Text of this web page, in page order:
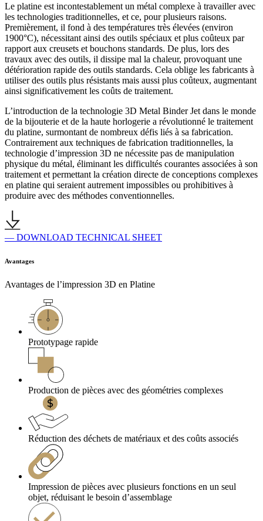
Le platine est incontestablement un métal complexe à travailler avec
les technologies traditionnelles, et ce, pour plusieurs raisons.
Premièrement, il fond à des températures très élevées (environ
1900°C), nécessitant ainsi des outils spéciaux et plus coûteux par
rapport aux creusets et bouchons standards. De plus, lors des
travaux avec des outils, il dissipe mal la chaleur, provoquant une
détérioration rapide des outils standards. Cela oblige les fabricants à
utiliser des outils plus résistants mais aussi plus coûteux, augmentant
ainsi significativement les coûts de traitement.
L’introduction de la technologie 3D Metal Binder Jet dans le monde
de la bijouterie et de la haute horlogerie a révolutionné le traitement
du platine, surmontant de nombreux défis liés à sa fabrication.
Contrairement aux techniques de fabrication traditionnelles, la
technologie d’impression 3D ne nécessite pas de manipulation
physique du métal, éliminant les difficultés courantes associées à son
traitement et permettant la création directe de conceptions complexes
en platine qui seraient autrement impossibles ou prohibitives à
produire avec des méthodes conventionnelles.
— DOWNLOAD TECHNICAL SHEET
Avantages
Avantages de l’impression 3D en Platine
Prototypage rapide
Production de pièces avec des géométries complexes
Réduction des déchets de matériaux et des coûts associés
Impression de pièces avec plusieurs fonctions en un seul
objet, réduisant le besoin d’assemblage